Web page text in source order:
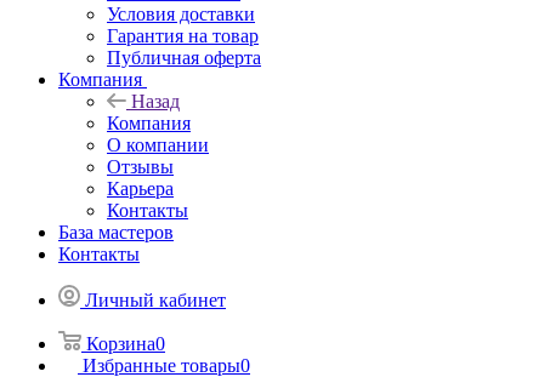
Условия доставки
Гарантия на товар
Публичная оферта
Компания
Назад
Компания
О компании
Отзывы
Карьера
Контакты
База мастеров
Контакты
Личный кабинет
Корзина0
Избранные товары0